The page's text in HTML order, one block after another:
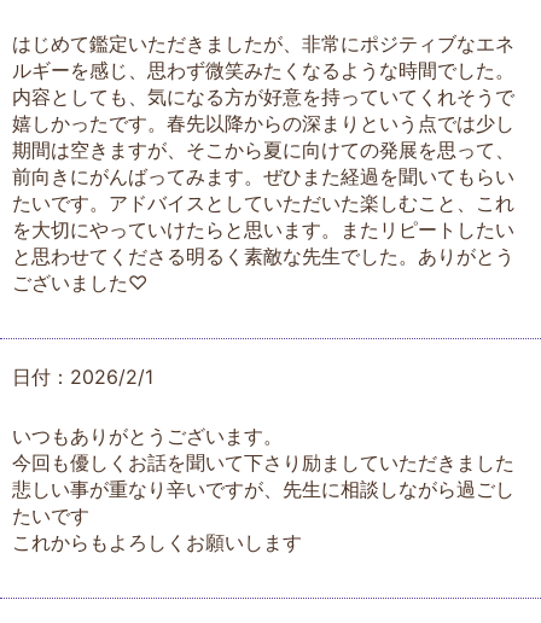
はじめて鑑定いただきましたが、非常にポジティブなエネ
ルギーを感じ、思わず微笑みたくなるような時間でした。
内容としても、気になる方が好意を持っていてくれそうで
嬉しかったです。春先以降からの深まりという点では少し
期間は空きますが、そこから夏に向けての発展を思って、
前向きにがんばってみます。ぜひまた経過を聞いてもらい
たいです。アドバイスとしていただいた楽しむこと、これ
を大切にやっていけたらと思います。またリピートしたい
と思わせてくださる明るく素敵な先生でした。ありがとう
ございました♡
日付：2026/2/1
いつもありがとうございます。
今回も優しくお話を聞いて下さり励ましていただきました
悲しい事が重なり辛いですが、先生に相談しながら過ごし
たいです
これからもよろしくお願いします